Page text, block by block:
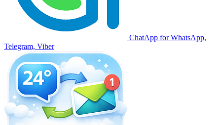
ChatApp for WhatsApp,
Telegram, Viber